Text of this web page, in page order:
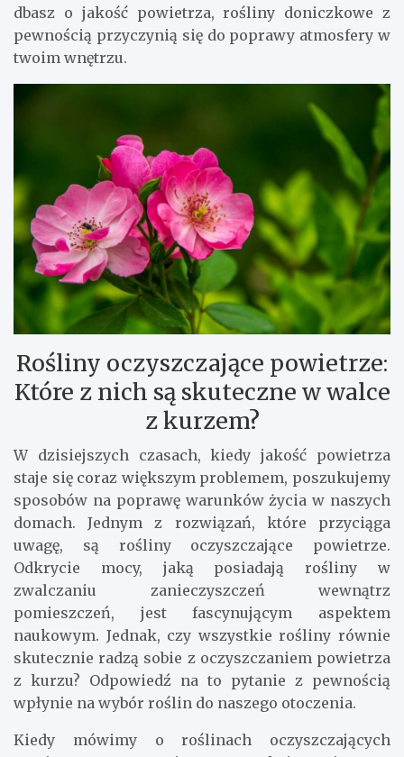
dbasz o jakość powietrza, rośliny doniczkowe z
pewnością przyczynią się do poprawy atmosfery w
twoim wnętrzu.
Rośliny oczyszczające powietrze:
Które z nich są skuteczne w walce
z kurzem?
W dzisiejszych czasach, kiedy jakość powietrza
staje się coraz większym problemem, poszukujemy
sposobów na poprawę warunków życia w naszych
domach. Jednym z rozwiązań, które przyciąga
uwagę, są rośliny oczyszczające powietrze.
Odkrycie mocy, jaką posiadają rośliny w
zwalczaniu zanieczyszczeń wewnątrz
pomieszczeń, jest fascynującym aspektem
naukowym. Jednak, czy wszystkie rośliny równie
skutecznie radzą sobie z oczyszczaniem powietrza
z kurzu? Odpowiedź na to pytanie z pewnością
wpłynie na wybór roślin do naszego otoczenia.
Kiedy mówimy o roślinach oczyszczających